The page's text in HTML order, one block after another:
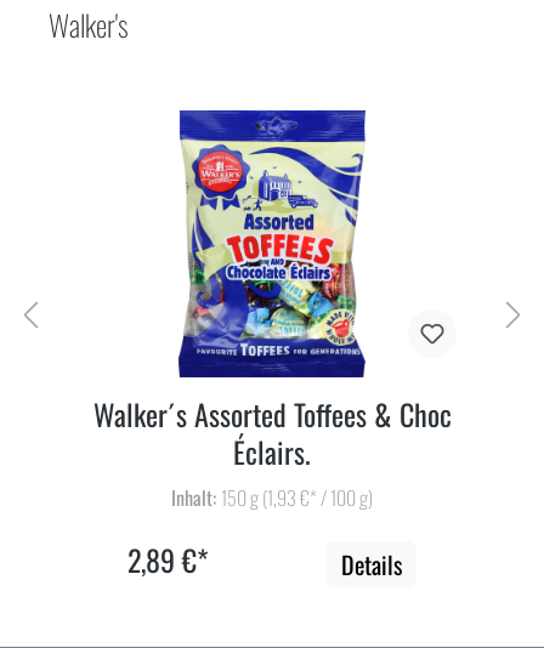
Walker's
Walker´s Assorted Toffees & Choc
Éclairs.
Inhalt: 150 g(1,93 €* / 100 g)
2,89 €* Details